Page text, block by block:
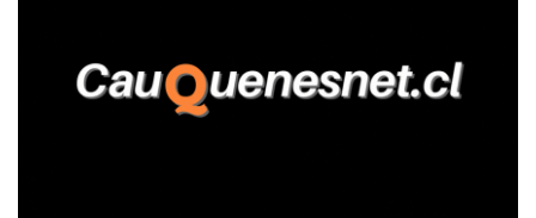
trabajadores, el edil descendió del vehículo y, en medio de la
confrontación, la habría tomado de los hombros, empujado al
suelo y agredido con golpes de pies y manos, mientr...